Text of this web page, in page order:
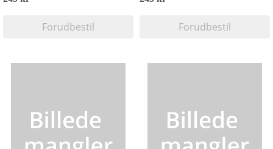
Forudbestil Forudbestil